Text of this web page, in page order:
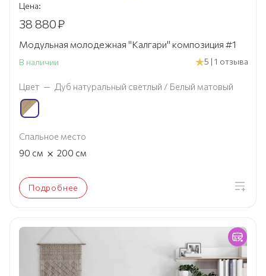
Цена:
38 880₽
Модульная молодежная "Калгари" композиция #1
В наличии 5 | 1 отзыва
Цвет — Дуб натуральный светлый / Белый матовый
Спальное место
90 см × 200 см
Подробнее